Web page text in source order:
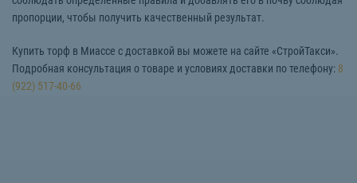
пропорции, чтобы получить качественный результат.
Купить торф в Миассе с доставкой вы можете на сайте «СтройТакси».
Подробная консультация о товаре и условиях доставки по телефону: 8
(922) 517-40-66